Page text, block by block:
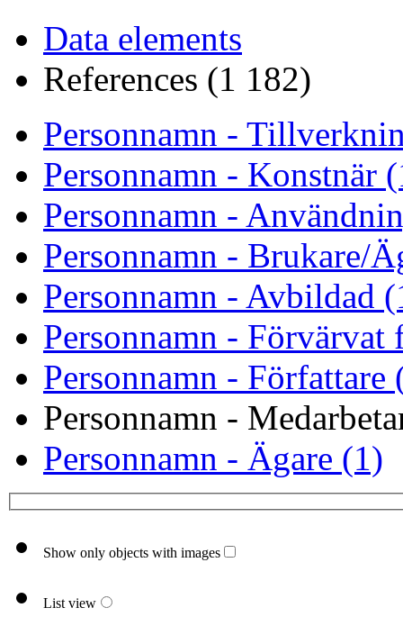
Data elements
References (1 182)
Personnamn -
Personnamn - Konstnär
Personnamn -
Personnamn - Brukare/
Personnamn - Avbildad
Personnamn - Förvärvat
Personnamn - Författare
Personnamn -
Personnamn - Ägare (1)
Show only objects with images
List view